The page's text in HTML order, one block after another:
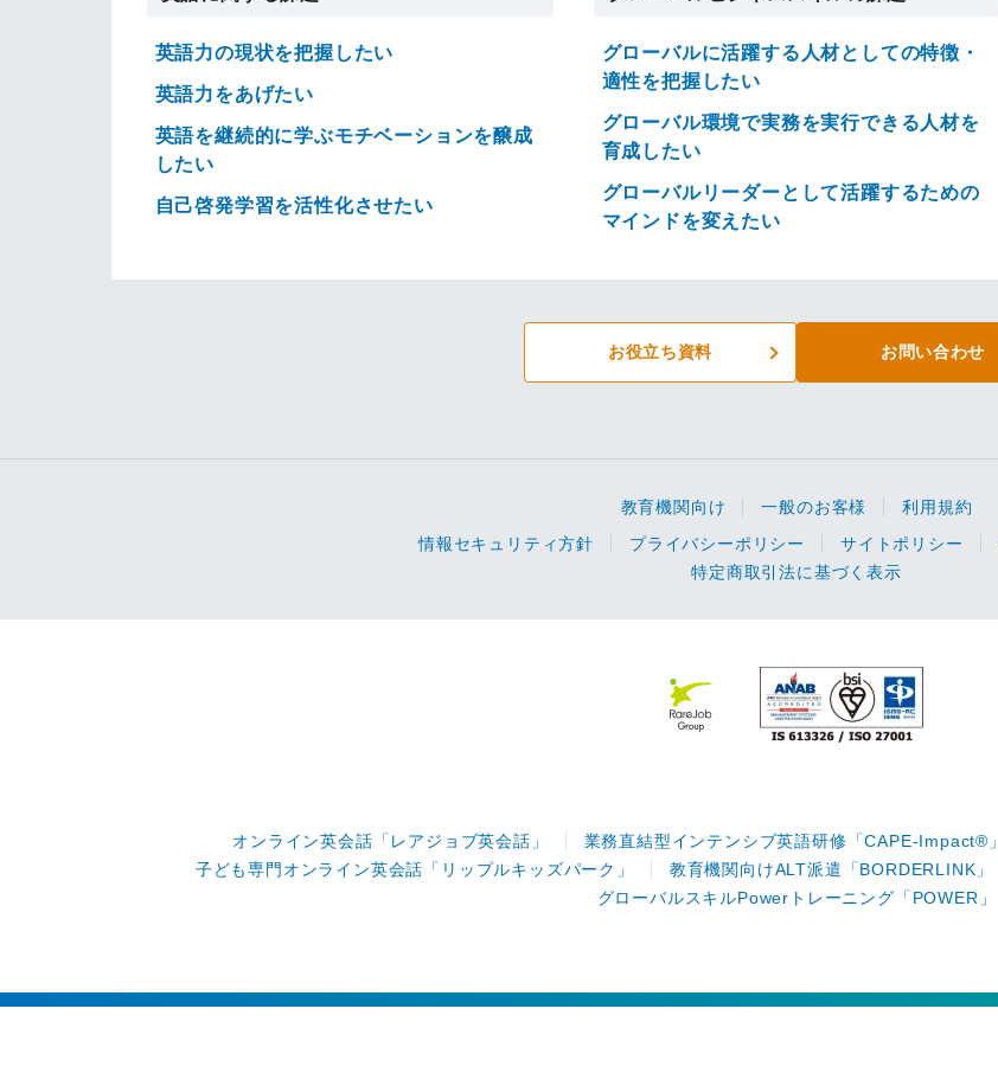
英語力の現状を把握したい
英語力をあげたい
英語を継続的に学ぶモチベーションを醸成
したい
自己啓発学習を活性化させたい
グローバルに活躍する人材としての特徴・
適性を把握したい
グローバル環境で実務を実行できる人材を
育成したい
グローバルリーダーとして活躍するための
マインドを変えたい
お役立ち資料 お問い合わせ
教育機関向け 一般のお客様
利用規約
情報セキュリティ方針
プライバシーポリシー サイトポリシー
特定商取引法に基づく表示
オンライン英会話「レアジョブ英会話」 業務直結型インテンシブ英語研修「CAPE-Impact®」
子ども専門オンライン英会話「リップルキッズパーク」
教育機関向けALT派遣「BORDERLINK」
グローバルスキルPowerトレーニング「POWER」